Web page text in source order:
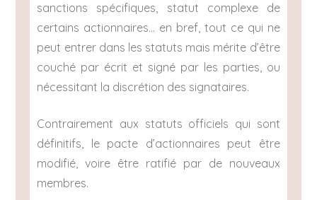
sanctions spécifiques, statut complexe de
certains actionnaires… en bref, tout ce qui ne
peut entrer dans les statuts mais mérite d’être
couché par écrit et signé par les parties, ou
nécessitant la discrétion des signataires.
Contrairement aux statuts officiels qui sont
définitifs, le pacte d’actionnaires peut être
modifié, voire être ratifié par de nouveaux
membres.